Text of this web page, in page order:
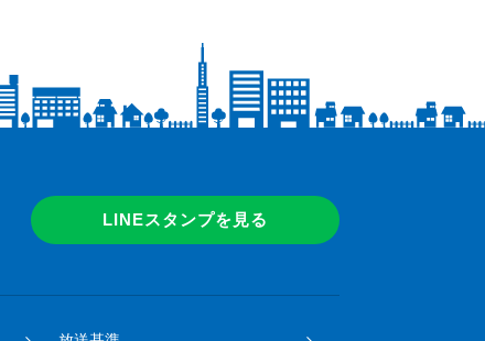
LINEスタンプを見る